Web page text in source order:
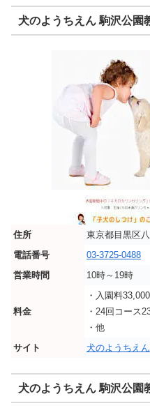
犬のようちえん 駒沢公園
住所
東京都目黒区
電話番号
03-3725-0488
営業時間
10時～19時
料金
・入園料
・24回コース
・他
サイト
犬のようちえ
犬のようちえん 駒沢公園